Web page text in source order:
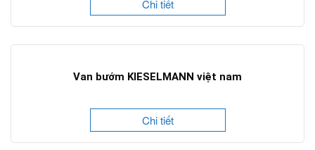
Chi tiết
Van bướm KIESELMANN việt nam
Chi tiết